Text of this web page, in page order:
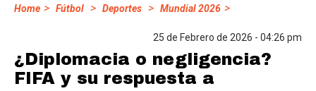
Home > Fútbol > Deportes > Mundial 2026 >
25 de Febrero de 2026 - 04:26 pm
¿Diplomacia o negligencia?
FIFA y su respuesta a